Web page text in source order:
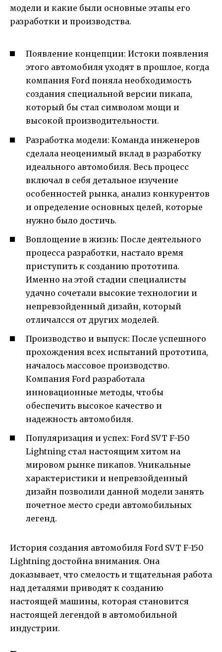
модели и какие были основные этапы его
разработки и производства.
Появление концепции: Истоки появления
этого автомобиля уходят в прошлое, когда
компания Ford поняла необходимость
создания специальной версии пикапа,
который бы стал символом мощи и
высокой производительности.
Разработка модели: Команда инженеров
сделала неоценимый вклад в разработку
идеального автомобиля. Весь процесс
включал в себя детальное изучение
особенностей рынка, анализ конкурентов
и определение основных целей, которые
нужно было достичь.
Воплощение в жизнь: После деятельного
процесса разработки, настало время
приступить к созданию прототипа.
Именно на этой стадии специалисты
удачно сочетали высокие технологии и
непревзойденный дизайн, который
отличалсся от других моделей.
Производство и выпуск: После успешного
прохождения всех испытаний прототипа,
началось массовое производство.
Компания Ford разработала
инновационные методы, чтобы
обеспечить высокое качество и
надежность автомобиля.
Популяризация и успех: Ford SVT F-150
Lightning стал настоящим хитом на
мировом рынке пикапов. Уникальные
характеристики и непревзойденный
дизайн позволили данной модели занять
почетное место среди автомобильных
легенд.
История создания автомобиля Ford SVT F-150
Lightning достойна внимания. Она
доказывает, что смелость и тщательная работа
над деталями приводят к созданию
настоящей машины, которая становится
настоящей легендой в автомобильной
индустрии.